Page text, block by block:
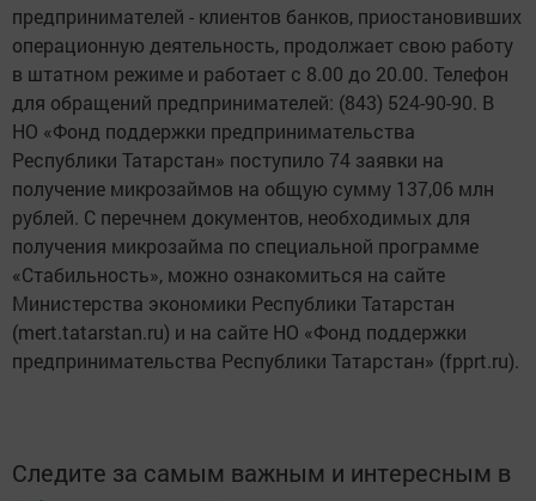
предпринимателей - клиентов банков, приостановивших
операционную деятельность, продолжает свою работу
в штатном режиме и работает с 8.00 до 20.00. Телефон
для обращений предпринимателей: (843) 524-90-90. В
НО «Фонд поддержки предпринимательства
Республики Татарстан» поступило 74 заявки на
получение микрозаймов на общую сумму 137,06 млн
рублей. С перечнем документов, необходимых для
получения микрозайма по специальной программе
«Стабильность», можно ознакомиться на сайте
Министерства экономики Республики Татарстан
(mert.tatarstan.ru) и на сайте НО «Фонд поддержки
предпринимательства Республики Татарстан» (fpprt.ru).
Следите за самым важным и интересным в